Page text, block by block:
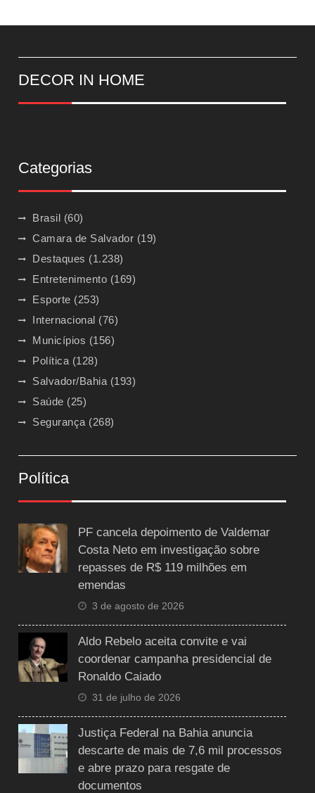
DECOR IN HOME
Categorias
Brasil (60)
Camara de Salvador (19)
Destaques (1.238)
Entretenimento (169)
Esporte (253)
Internacional (76)
Municípios (156)
Política (128)
Salvador/Bahia (193)
Saúde (25)
Segurança (268)
Política
PF cancela depoimento de Valdemar
Costa Neto em investigação sobre
repasses de R$ 119 milhões em
emendas
3 de agosto de 2026
Aldo Rebelo aceita convite e vai
coordenar campanha presidencial de
Ronaldo Caiado
31 de julho de 2026
Justiça Federal na Bahia anuncia
descarte de mais de 7,6 mil processos
e abre prazo para resgate de
documentos